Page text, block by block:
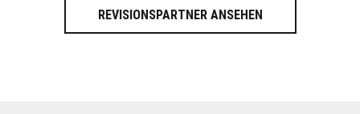
REVISIONSPARTNER ANSEHEN